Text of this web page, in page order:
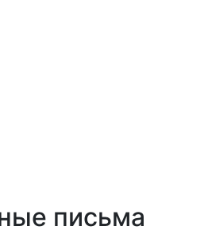
письма